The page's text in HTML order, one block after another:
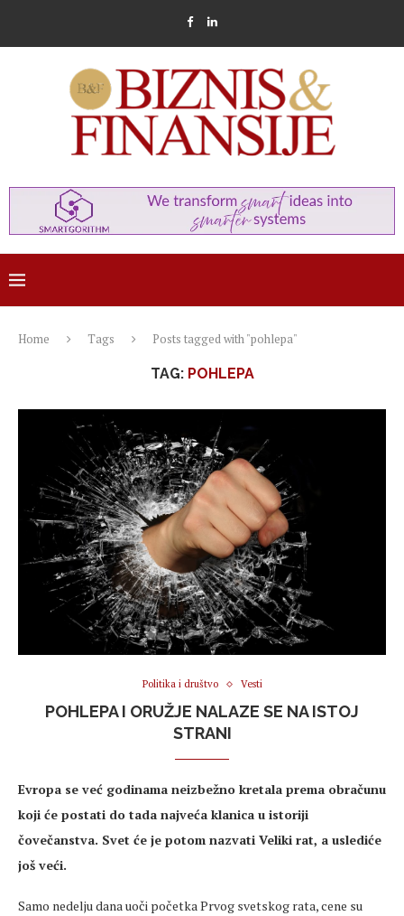
Home Tags Posts tagged with "pohlepa"
TAG: POHLEPA
Politika i društvo Vesti
POHLEPA I ORUŽJE NALAZE SE NA ISTOJ
STRANI
Evropa se već godinama neizbežno kretala prema obračunu
koji će postati do tada najveća klanica u istoriji
čovečanstva. Svet će je potom nazvati Veliki rat, a uslediće
još veći.
Samo nedelju dana uoči početka Prvog svetskog rata, cene su